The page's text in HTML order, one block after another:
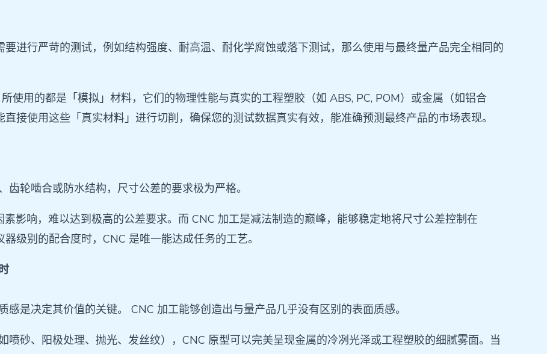
进行严苛的测试，例如结构强度、耐高温、耐化学腐蚀或落下测试，那么使用与最终量产品完全相同的
使用的都是「模拟」材料，它们的物理性能与真实的工程塑胶（如 ABS, PC, POM）或金属（如铝合
接使用这些「真实材料」进行切削，确保您的测试数据真实有效，能准确预测最终产品的市场表现。
轮啮合或防水结构，尺寸公差的要求极为严格。
影响，难以达到极高的公差要求。而 CNC 加工是减法制造的巅峰，能够稳定地将尺寸公差控制在
级别的配合度时，CNC 是唯一能达成任务的工艺。
是决定其价值的关键。 CNC 加工能够创造出与量产品几乎没有区别的表面质感。
喷砂、阳极处理、抛光、发丝纹），CNC 原型可以完美呈现金属的冷冽光泽或工程塑胶的细腻雾面。当